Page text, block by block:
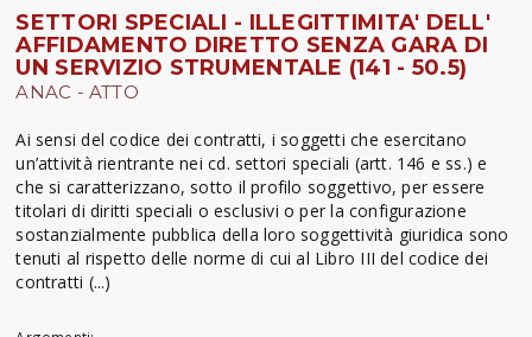
SETTORI SPECIALI - ILLEGITTIMITA' DELL'
AFFIDAMENTO DIRETTO SENZA GARA DI
UN SERVIZIO STRUMENTALE (141 - 50.5)
ANAC - ATTO
Ai sensi del codice dei contratti, i soggetti che esercitano
un’attività rientrante nei cd. settori speciali (artt. 146 e ss.) e
che si caratterizzano, sotto il profilo soggettivo, per essere
titolari di diritti speciali o esclusivi o per la configurazione
sostanzialmente pubblica della loro soggettività giuridica sono
tenuti al rispetto delle norme di cui al Libro III del codice dei
contratti (...)